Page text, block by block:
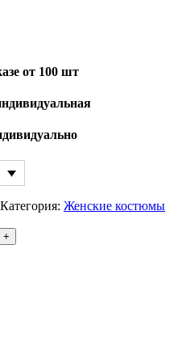
от 100 шт
Категория: Женские костюмы